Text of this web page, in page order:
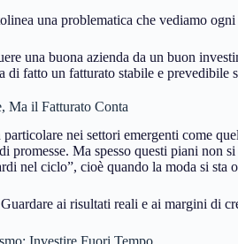
una problematica che vediamo
una buona azienda da un buon
di fatto un fatturato stabile e prevedibile
Ma il Fatturato Conta
nei settori emergenti come
promesse. Ma spesso questi piani non
nel ciclo”, cioè quando la moda si sta
ai risultati reali e ai margini di